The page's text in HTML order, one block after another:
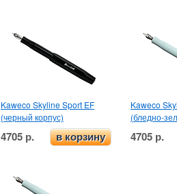
Kaweco Skyline Sport EF
(черный корпус)
4705 р. в корзину
Kaweco
(бледно-
4705 р.